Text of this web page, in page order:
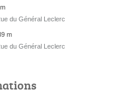
du Général Leclerc
m
du Général Leclerc